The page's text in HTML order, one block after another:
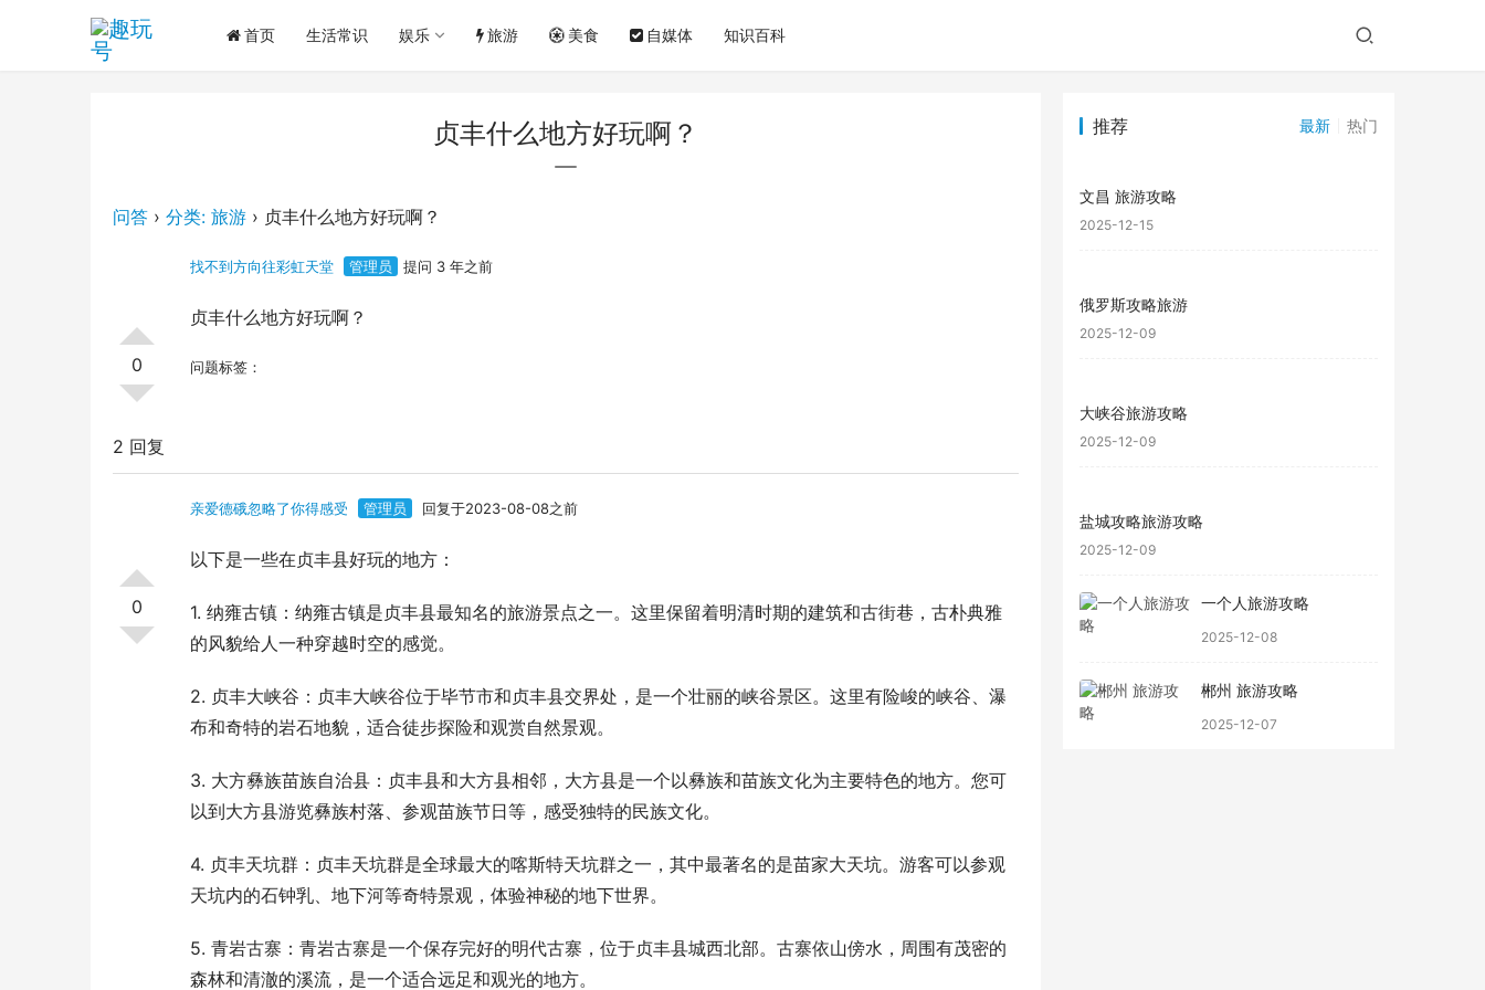
首页 生活常识 娱乐 旅游 美食 自媒体 知识百科
贞丰什么地方好玩啊？
问答 › 分类: 旅游 › 贞丰什么地方好玩啊？
0
找不到方向往彩虹天堂 管理员 提问 3 年之前
贞丰什么地方好玩啊？
问题标签：
2 回复
0
亲爱德硪忽略了你得感受 管理员 回复于2023-08-08之前
以下是一些在贞丰县好玩的地方：
1. 纳雍古镇：纳雍古镇是贞丰县最知名的旅游景点之一。这里保留着明清时期的建筑和古街巷，古朴典雅
的风貌给人一种穿越时空的感觉。
2. 贞丰大峡谷：贞丰大峡谷位于毕节市和贞丰县交界处，是一个壮丽的峡谷景区。这里有险峻的峡谷、瀑
布和奇特的岩石地貌，适合徒步探险和观赏自然景观。
3. 大方彝族苗族自治县：贞丰县和大方县相邻，大方县是一个以彝族和苗族文化为主要特色的地方。您可
以到大方县游览彝族村落、参观苗族节日等，感受独特的民族文化。
4. 贞丰天坑群：贞丰天坑群是全球最大的喀斯特天坑群之一，其中最著名的是苗家大天坑。游客可以参观
天坑内的石钟乳、地下河等奇特景观，体验神秘的地下世界。
5. 青岩古寨：青岩古寨是一个保存完好的明代古寨，位于贞丰县城西北部。古寨依山傍水，周围有茂密的
森林和清澈的溪流，是一个适合远足和观光的地方。
推荐 最新 热门
文昌 旅游攻略
2025-12-15
俄罗斯攻略旅游
2025-12-09
大峡谷旅游攻略
2025-12-09
盐城攻略旅游攻略
2025-12-09
一个人旅游攻略
2025-12-08
郴州 旅游攻略
2025-12-07